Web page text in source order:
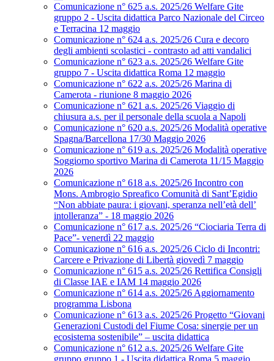
Comunicazione n° 625 a.s. 2025/26 Welfare Gite
gruppo 2 - Uscita didattica Parco Nazionale del Circeo
e Terracina 12 maggio
Comunicazione n° 624 a.s. 2025/26 Cura e decoro
degli ambienti scolastici - contrasto ad atti vandalici
Comunicazione n° 623 a.s. 2025/26 Welfare Gite
gruppo 7 - Uscita didattica Roma 12 maggio
Comunicazione n° 622 a.s. 2025/26 Marina di
Camerota - riunione 8 maggio 2026
Comunicazione n° 621 a.s. 2025/26 Viaggio di
chiusura a.s. per il personale della scuola a Napoli
Comunicazione n° 620 a.s. 2025/26 Modalità operative
Spagna/Barcellona 17/30 Maggio 2026
Comunicazione n° 619 a.s. 2025/26 Modalità operative
Soggiorno sportivo Marina di Camerota 11/15 Maggio
2026
Comunicazione n° 618 a.s. 2025/26 Incontro con
Mons. Ambrogio Spreafico Comunità di Sant’Egidio
“Non abbiate paura: i giovani, speranza nell’età dell’
intolleranza” - 18 maggio 2026
Comunicazione n° 617 a.s. 2025/26 “Ciociaria Terra di
Pace”- venerdì 22 maggio
Comunicazione n° 616 a.s. 2025/26 Ciclo di Incontri:
Carcere e Privazione di Libertà giovedì 7 maggio
Comunicazione n° 615 a.s. 2025/26 Rettifica Consigli
di Classe IAE e IAM 14 maggio 2026
Comunicazione n° 614 a.s. 2025/26 Aggiornamento
programma Lisbona
Comunicazione n° 613 a.s. 2025/26 Progetto “Giovani
Generazioni Custodi del Fiume Cosa: sinergie per un
ecosistema sostenibile” – uscita didattica
Comunicazione n° 612 a.s. 2025/26 Welfare Gite